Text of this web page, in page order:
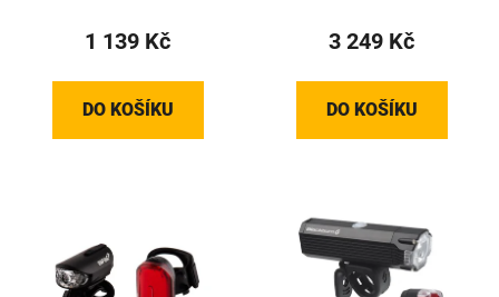
1 139 Kč
DO KOŠÍKU
3 249 Kč
DO KOŠÍKU